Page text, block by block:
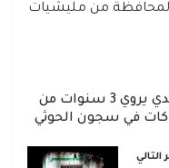
المحافظة من مليشيات
شهادة مؤثرة: جندي يروي 3 سنوات من
في سجون الحوثي
التالي